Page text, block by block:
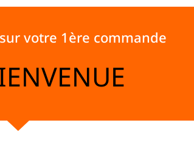
votre 1ère commande